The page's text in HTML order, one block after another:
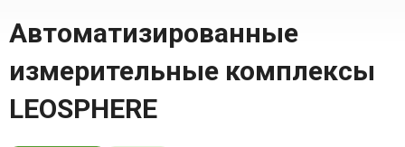
Автоматизированные
измерительные комплексы
LEOSPHERE